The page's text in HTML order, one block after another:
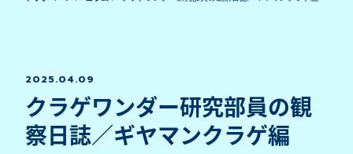
2025.04.09
クラゲワンダー研究部員の観
察日誌／ギヤマンクラゲ編